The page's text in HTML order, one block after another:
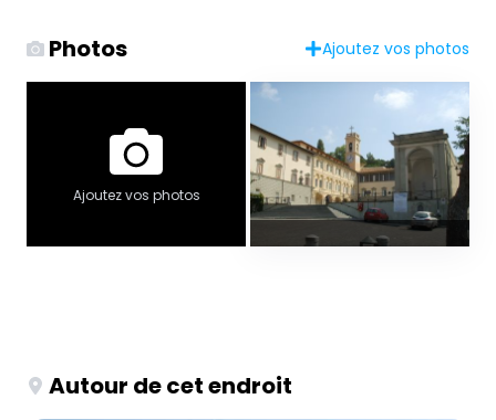
Photos Ajoutez vos photos
Ajoutez vos photos
Autour de cet endroit